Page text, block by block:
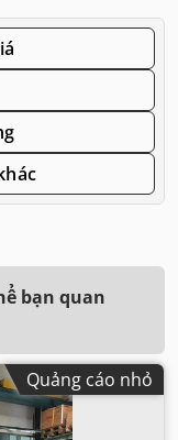
bạn quan
Quảng cáo nhỏ